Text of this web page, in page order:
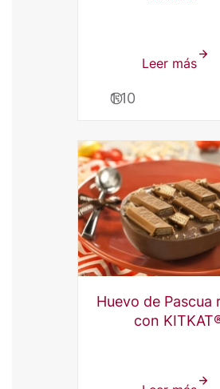
Leer más
1:10
Huevo de Pascua
con